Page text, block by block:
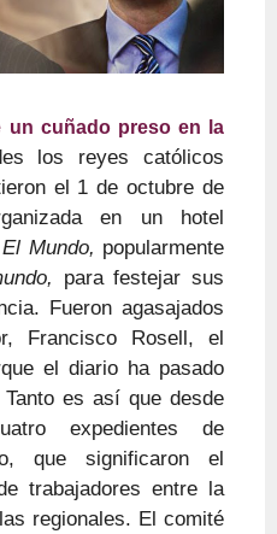
un cuñado preso en la
los reyes católicos
el 1 de octubre de
en un hotel
El Mundo, popularmente
para festejar sus
Fueron agasajados
Francisco Rosell, el
el diario ha pasado
es así que desde
expedientes de
que significaron el
trabajadores entre la
regionales. El comité